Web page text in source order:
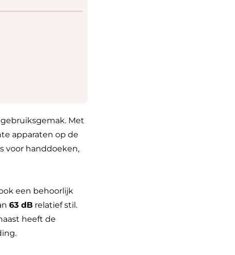
Met
apparaten op de
voor handdoeken,
een behoorlijk
63 dB relatief stil.
heeft de